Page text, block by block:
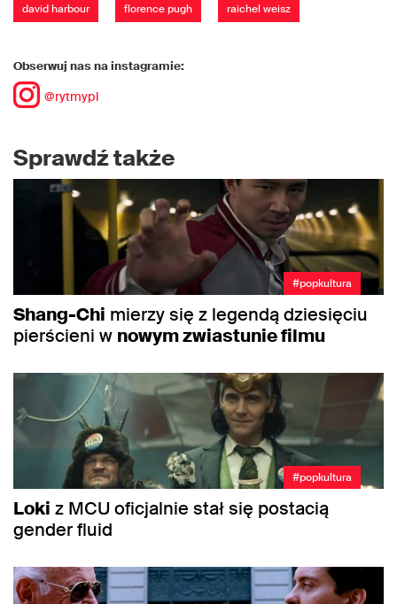
david harbour florence pugh raichel weisz
Obserwuj nas na instagramie:
@rytmypl
Sprawdź także
#popkultura
Shang-Chi mierzy się z legendą dziesięciu
pierścieni w nowym zwiastunie filmu
#popkultura
Loki z MCU oficjalnie stał się postacią
gender fluid